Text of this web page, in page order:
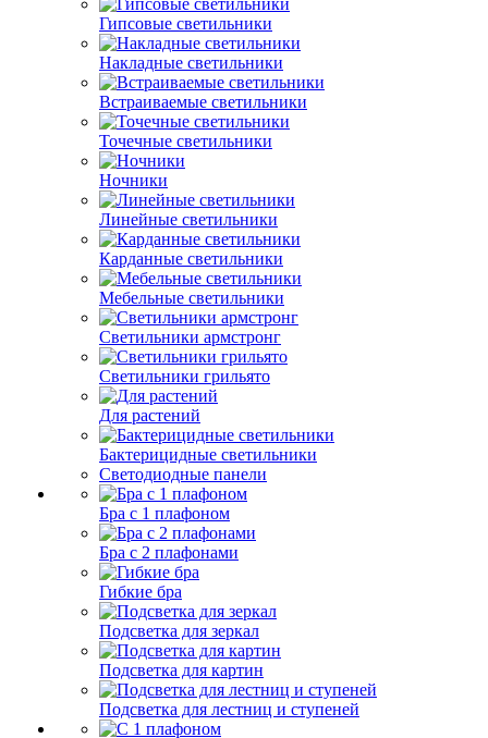
Гипсовые светильники
Накладные светильники
Встраиваемые светильники
Точечные светильники
Ночники
Линейные светильники
Карданные светильники
Мебельные светильники
Светильники армстронг
Светильники грильято
Для растений
Бактерицидные светильники
Светодиодные панели
Бра с 1 плафоном
Бра с 2 плафонами
Гибкие бра
Подсветка для зеркал
Подсветка для картин
Подсветка для лестниц и ступеней